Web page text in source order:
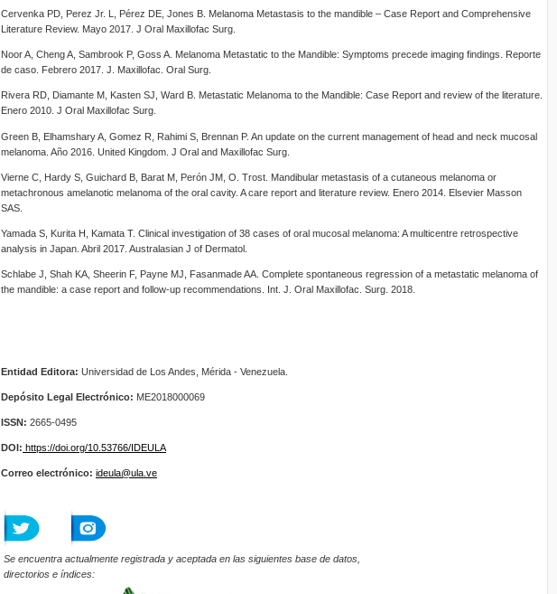
Cervenka PD, Perez Jr. L, Pérez DE, Jones B. Melanoma Metastasis to the mandible – Case Report and Comprehensive
Literature Review. Mayo 2017. J Oral Maxillofac Surg.
Noor A, Cheng A, Sambrook P, Goss A. Melanoma Metastatic to the Mandible: Symptoms precede imaging findings. Reporte
de caso. Febrero 2017. J. Maxillofac. Oral Surg.
Rivera RD, Diamante M, Kasten SJ, Ward B. Metastatic Melanoma to the Mandible: Case Report and review of the literature.
Enero 2010. J Oral Maxillofac Surg.
Green B, Elhamshary A, Gomez R, Rahimi S, Brennan P. An update on the current management of head and neck mucosal
melanoma. Año 2016. United Kingdom. J Oral and Maxillofac Surg.
Vierne C, Hardy S, Guichard B, Barat M, Perón JM, O. Trost. Mandibular metastasis of a cutaneous melanoma or
metachronous amelanotic melanoma of the oral cavity. A care report and literature review. Enero 2014. Elsevier Masson
SAS.
Yamada S, Kurita H, Kamata T. Clinical investigation of 38 cases of oral mucosal melanoma: A multicentre retrospective
analysis in Japan. Abril 2017. Australasian J of Dermatol.
Schlabe J, Shah KA, Sheerin F, Payne MJ, Fasanmade AA. Complete spontaneous regression of a metastatic melanoma of
the mandible: a case report and follow-up recommendations. Int. J. Oral Maxillofac. Surg. 2018.
Entidad Editora: Universidad de Los Andes, Mérida - Venezuela.
Depósito Legal Electrónico: ME2018000069
ISSN: 2665-0495
DOI: https://doi.org/10.53766/IDEULA
Correo electrónico: ideula@ula.ve
Se encuentra actualmente registrada y aceptada en las siguientes base de datos,
directorios e índices: